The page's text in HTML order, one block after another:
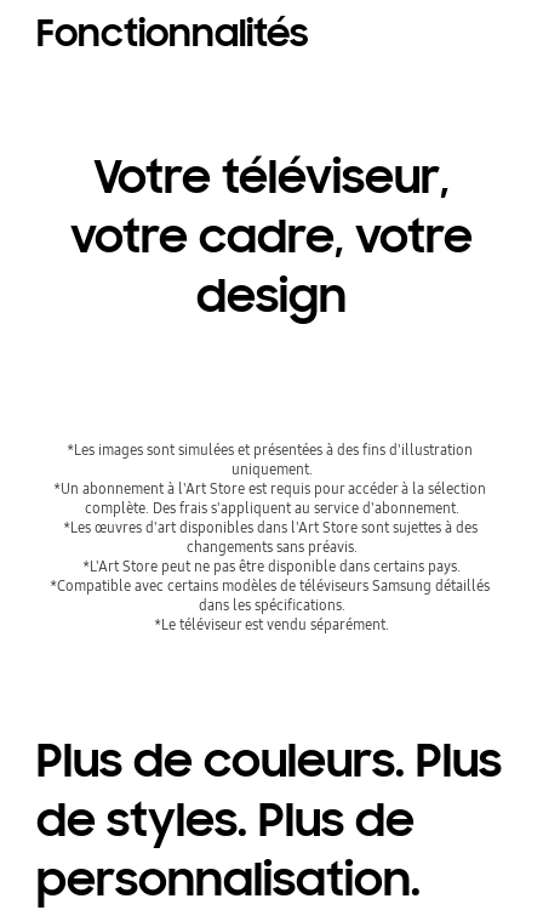
Fonctionnalités
Votre téléviseur,
votre cadre, votre
design
*Les images sont simulées et présentées à des fins d'illustration
uniquement.
*Un abonnement à l'Art Store est requis pour accéder à la sélection
complète. Des frais s'appliquent au service d'abonnement.
*Les œuvres d'art disponibles dans l'Art Store sont sujettes à des
changements sans préavis.
*L'Art Store peut ne pas être disponible dans certains pays.
*Compatible avec certains modèles de téléviseurs Samsung détaillés
dans les spécifications.
*Le téléviseur est vendu séparément.
Plus de couleurs. Plus
de styles. Plus de
personnalisation.